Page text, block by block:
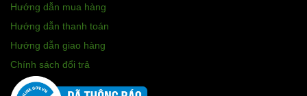
Hướng dẫn mua hàng
Hướng dẫn thanh toán
Hướng dẫn giao hàng
Chính sách đổi trả